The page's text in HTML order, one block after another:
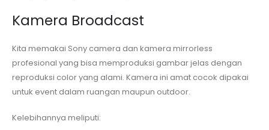
Kamera Broadcast
Kita memakai Sony camera dan kamera mirrorless
profesional yang bisa memproduksi gambar jelas dengan
reproduksi color yang alami. Kamera ini amat cocok dipakai
untuk event dalam ruangan maupun outdoor.
Kelebihannya meliputi: